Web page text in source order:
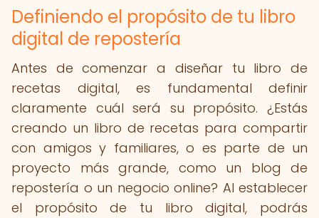
Definiendo el propósito de tu libro
digital de repostería
Antes de comenzar a diseñar tu libro de
recetas digital, es fundamental definir
claramente cuál será su propósito. ¿Estás
creando un libro de recetas para compartir
con amigos y familiares, o es parte de un
proyecto más grande, como un blog de
repostería o un negocio online? Al establecer
el propósito de tu libro digital, podrás